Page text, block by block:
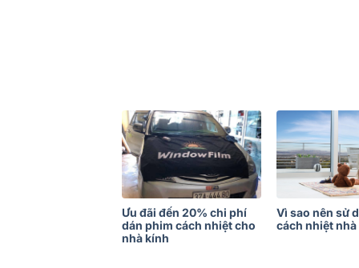
Ưu đãi đến 20% chi phí
dán phim cách nhiệt cho
nhà kính
Vì sao nên sử
cách nhiệt